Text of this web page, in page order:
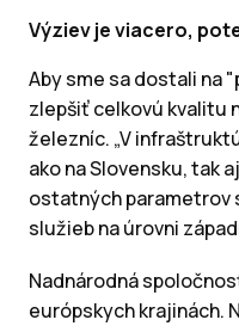
Výziev je viacero,
Aby sme sa dostali na
zlepšiť celkovú kvalitu
železníc. „V
ako na Slovensku, tak
ostatných parametrov
služieb na úrovni
Nadnárodná
európskych krajinách.